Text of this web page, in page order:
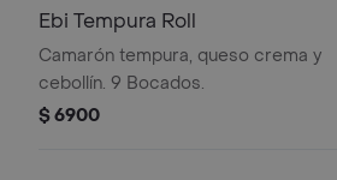
Ebi Tempura Roll
Camarón tempura, queso crema y
cebollín. 9 Bocados.
$ 6900